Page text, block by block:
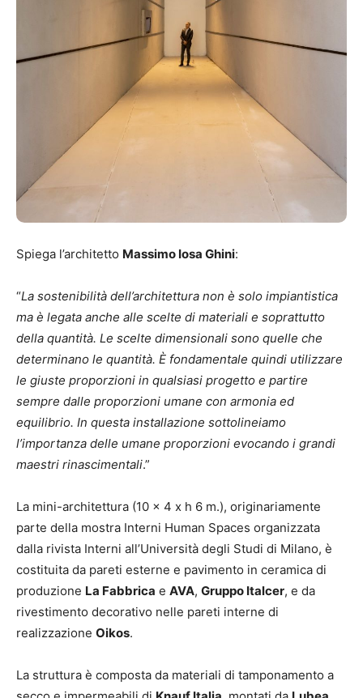
Spiega l’architetto Massimo Iosa Ghini:
“La sostenibilità dell’architettura non è solo impiantistica
ma è legata anche alle scelte di materiali e soprattutto
della quantità. Le scelte dimensionali sono quelle che
determinano le quantità. È fondamentale quindi utilizzare
le giuste proporzioni in qualsiasi progetto e partire
sempre dalle proporzioni umane con armonia ed
equilibrio. In questa installazione sottolineiamo
l’importanza delle umane proporzioni evocando i grandi
maestri rinascimentali.”
La mini-architettura (10 x 4 x h 6 m.), originariamente
parte della mostra Interni Human Spaces organizzata
dalla rivista Interni all’Università degli Studi di Milano, è
costituita da pareti esterne e pavimento in ceramica di
produzione La Fabbrica e AVA, Gruppo Italcer, e da
rivestimento decorativo nelle pareti interne di
realizzazione Oikos.
La struttura è composta da materiali di tamponamento a